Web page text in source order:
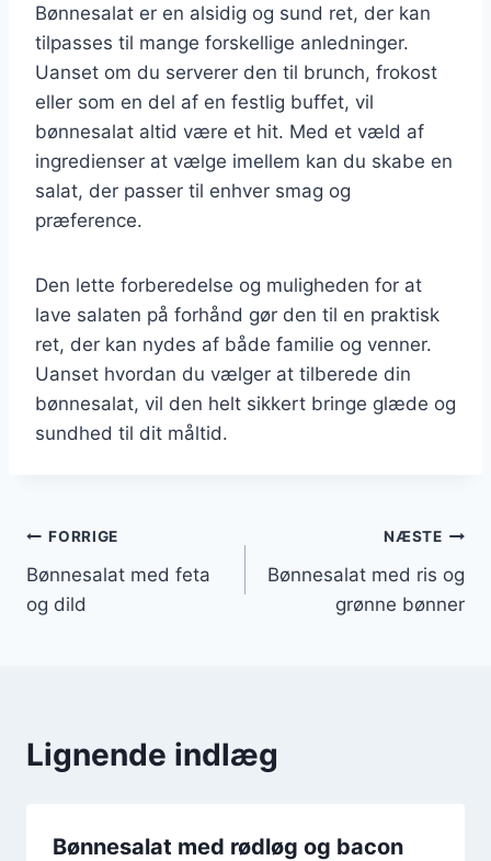
Bønnesalat er en alsidig og sund ret, der kan
tilpasses til mange forskellige anledninger.
Uanset om du serverer den til brunch, frokost
eller som en del af en festlig buffet, vil
bønnesalat altid være et hit. Med et væld af
ingredienser at vælge imellem kan du skabe en
salat, der passer til enhver smag og
præference.
Den lette forberedelse og muligheden for at
lave salaten på forhånd gør den til en praktisk
ret, der kan nydes af både familie og venner.
Uanset hvordan du vælger at tilberede din
bønnesalat, vil den helt sikkert bringe glæde og
sundhed til dit måltid.
Indlægsnavigation
FORRIGE
Bønnesalat med feta
og dild
NÆSTE
Bønnesalat med ris og
grønne bønner
Lignende indlæg
Bønnesalat med rødløg og bacon